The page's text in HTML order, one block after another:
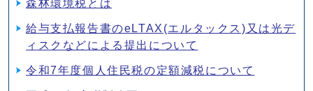
森林環境税とは
給与支払報告書のeLTAX(エルタックス)又は光デ
ィスクなどによる提出について
令和7年度個人住民税の定額減税について